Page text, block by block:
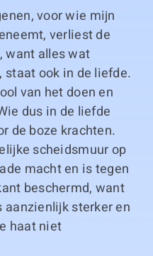
voor wie mijn
verliest de
want alles wat
ook in de liefde.
van het doen en
dus in de liefde
de boze krachten.
scheidsmuur op
macht en is tegen
beschermd, want
sterker en
haat niet